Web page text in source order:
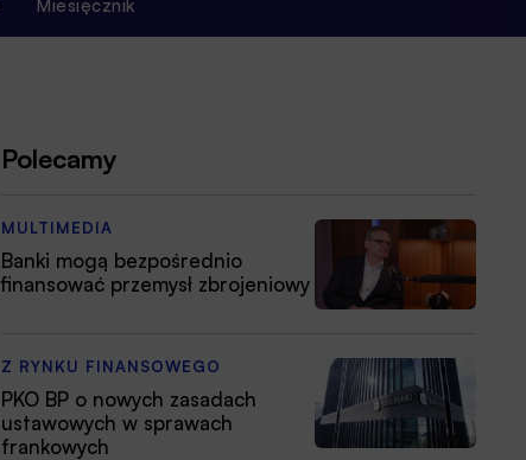
Miesięcznik
Polecamy
MULTIMEDIA
Banki mogą bezpośrednio
finansować przemysł zbrojeniowy
Z RYNKU FINANSOWEGO
PKO BP o nowych zasadach
ustawowych w sprawach
frankowych